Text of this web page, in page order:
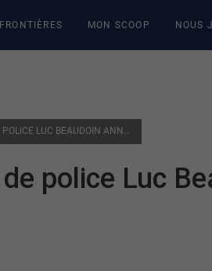
MON SCOOP NOUS
VILLE DE GATINEAU: LE CHEF DE POLICE LUC BEAUDOIN ANNONCE SA RETRAITE
police Luc